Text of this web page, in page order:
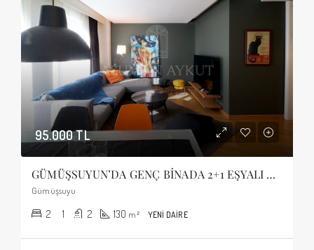
95.000 TL
GÜMÜŞSUYUN’DA GENÇ BİNADA 2+1 EŞYALI BALKONLU KİRALIK DAİRE
Gümüşsuyu
2 1 2 130 m² YENI DAIRE